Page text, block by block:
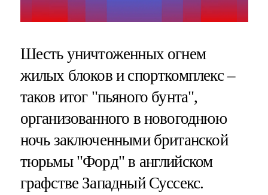
Шесть уничтоженных огнем
жилых блоков и спорткомплекс –
таков итог "пьяного бунта",
организованного в новогоднюю
ночь заключенными британской
тюрьмы "Форд" в английском
графстве Западный Суссекс.